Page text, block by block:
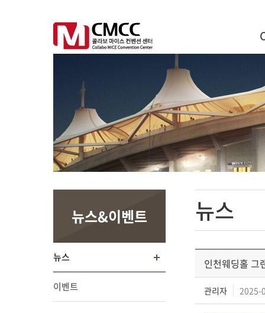
뉴스&이벤트
뉴스
이벤트
뉴스
인천웨딩홀 그
관리자 2025-